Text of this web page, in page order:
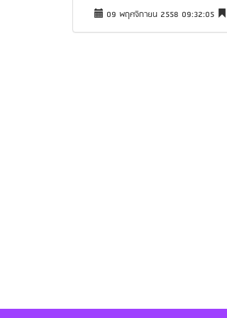
09 พฤศจิกายน 2558 09:32:05